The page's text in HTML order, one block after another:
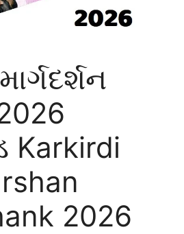
Karkirdi
2026